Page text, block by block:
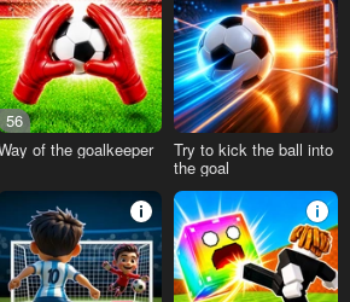
56
of the goalkeeper
Try to kick the ball into
the goal